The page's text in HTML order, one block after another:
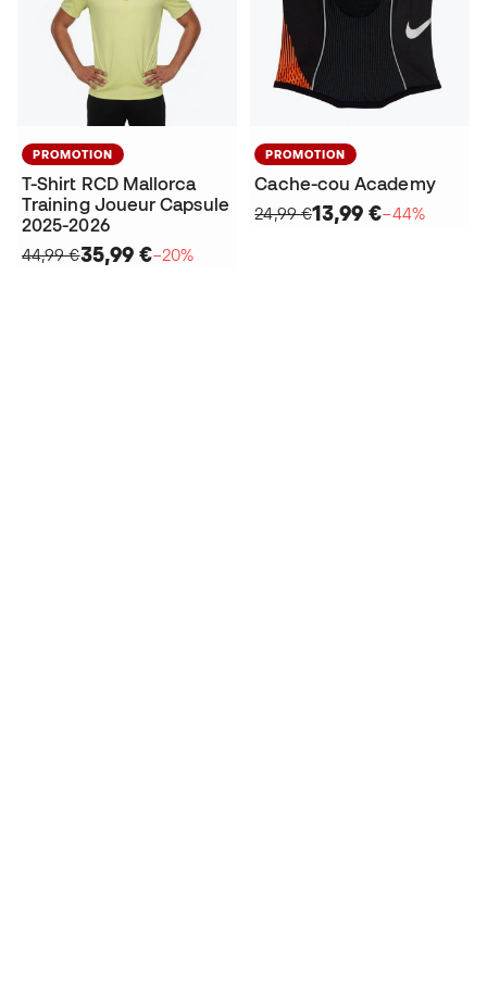
PROMOTION
T-Shirt RCD Mallorca
Training Joueur Capsule
2025-2026
44,99 €35,99 €−20%
PROMOTION
Cache-cou Academy
24,99 €13,99 €−44%